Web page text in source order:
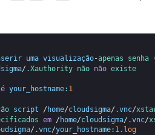
uma visualização-apenas senha
/ .Xauthority não não existe
é your_hostname: 1
script / home/cloudsigma/ .vnc/
em / home/cloudsigma/ .vnc/
/ .vnc/your_hostname: 1.log